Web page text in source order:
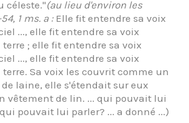
céleste."(au lieu d'environ les
1 ms. a :Elle fit entendre sa voix
..., elle fit entendre sa voix
; elle fit entendre sa voix
..., elle fit entendre sa voix
Sa voix les couvrit comme un
laine, elle s'étendait sur eux
vêtement de lin. ... qui pouvait lui
pouvait lui parler? ... a donné ...)